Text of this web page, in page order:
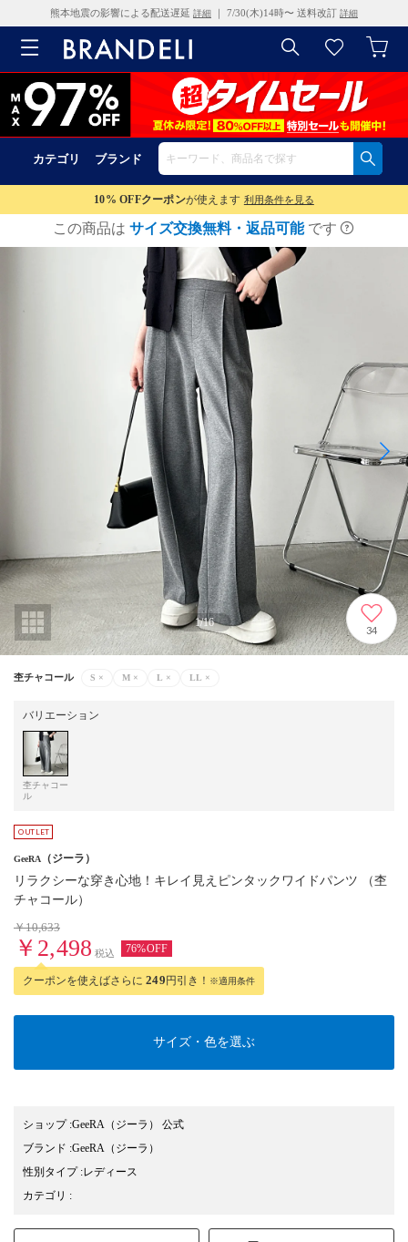
熊本地震の影響による配送遅延 詳細 ｜ 7/30(木)14時〜 送料改訂 詳細
カテゴリ ブランド
10% OFFクーポンが使えます 利用条件を見る
この商品は サイズ交換無料・返品可能 です
1/16
34
杢チャコール S × M × L × LL ×
バリエーション
杢チャコー
ル
GeeRA （ジーラ）
リラクシーな穿き心地！キレイ見えピンタックワイドパンツ （杢
チャコール）
￥10,633
￥2,498 税込 76%OFF
クーポンを使えばさらに 249円引き！ ※適用条件
サイズ・色を選ぶ
ショップ:GeeRA（ジーラ） 公式
ブランド :GeeRA （ジーラ）
性別タイプ:レディース
カテゴリ :